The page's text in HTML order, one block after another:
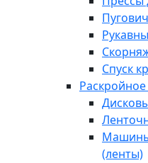
Спуск
Машины
(ленты)